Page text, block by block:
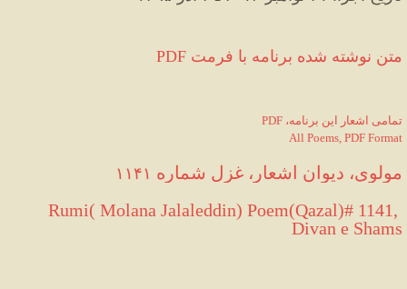
PDF متن نوشته شده برنامه با فرمت
PDF ،تمامی اشعار این برنامه
All Poems, PDF Format
مولوی، دیوان اشعار، غزل شماره ۱۱۴۱
Rumi( Molana Jalaleddin) Poem(Qazal)# 1141,
Divan e Shams